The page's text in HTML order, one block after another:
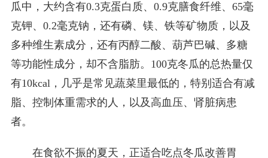
瓜中，大约含有0.3克蛋白质、0.9克膳食纤维、65毫
克钾、0.2毫克钠，还有磷、镁、铁等矿物质，以及
多种维生素成分，还有丙醇二酸、葫芦巴碱、多糖
等功能性成分，却不含脂肪。100克冬瓜的总热量仅
有10kcal，几乎是常见蔬菜里最低的，特别适合有减
脂、控制体重需求的人，以及高血压、肾脏病患
者。
在食欲不振的夏天，正适合吃点冬瓜改善胃